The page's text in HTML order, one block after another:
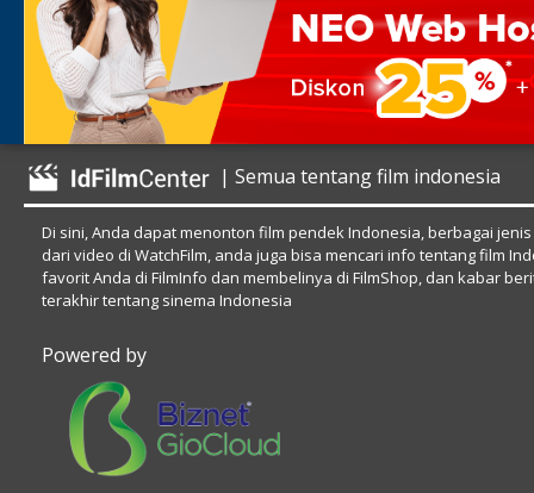
| Semua tentang film indonesia
Di sini, Anda dapat menonton film pendek Indonesia, berbagai
dari video di WatchFilm, anda juga bisa mencari info tentang film
favorit Anda di FilmInfo dan membelinya di FilmShop, dan kabar
terakhir tentang sinema Indonesia
Powered by